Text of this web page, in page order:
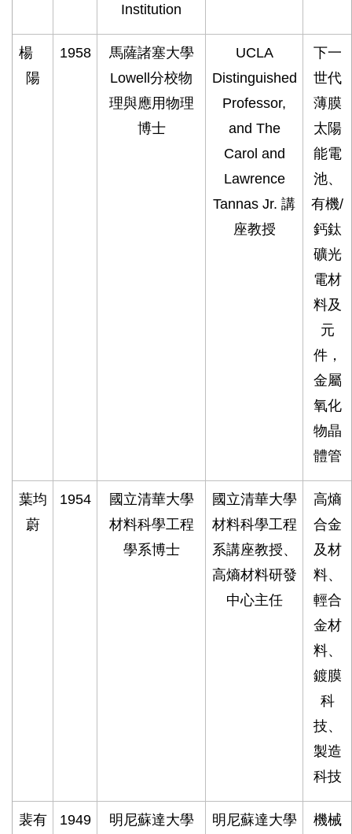
Institution
楊
陽
1958
馬薩諸塞大學
Lowell分校物
理與應用物理
博士
UCLA
Distinguished
Professor,
and The
Carol and
Lawrence
Tannas Jr. 講
座教授
下一
世代
薄膜
太陽
能電
池、
有機/
鈣鈦
礦光
電材
料及
元
件，
金屬
氧化
物晶
體管
葉均
蔚
1954
國立清華大學
材料科學工程
學系博士
國立清華大學
材料科學工程
系講座教授、
高熵材料研發
中心主任
高熵
合金
及材
料、
輕合
金材
料、
鍍膜
科
技、
製造
科技
裴有 1949 明尼蘇達大學 明尼蘇達大學 機械